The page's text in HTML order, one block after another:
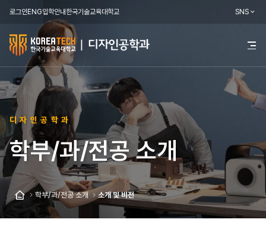
로그인ENG입학안내한국기술교육대학교 SNS
한
국
기
술
교
육
대
학
교
전
메
기
디자인공학과
학부/과/전공 소개
학부/과/전공 소개 소개 및 비전